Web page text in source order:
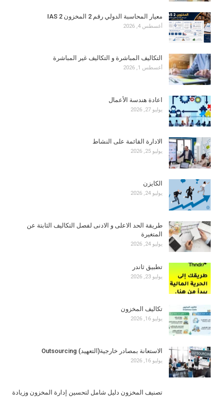
معيار المحاسبة الدولي رقم 2 المخزون IAS 2
أغسطس 4, 2026
التكاليف المباشرة و التكاليف غير المباشرة
أغسطس 1, 2026
اعادة هندسة الأعمال
يوليو 27, 2026
الادارة القائمة على النشاط
يوليو 25, 2026
الكايزن
يوليو 24, 2026
طريقة الحد الاعلى و الادنى لفصل التكاليف الثابتة عن
المتغيرة
يوليو 24, 2026
تطبيق ثاندر
يوليو 23, 2026
تكاليف المخزون
يوليو 16, 2026
الاستعانة بمصادر خارجية(التعهيد) Outsourcing
يوليو 16, 2026
تصنيف المخزون دليل شامل لتحسين إدارة المخزون وزيادة